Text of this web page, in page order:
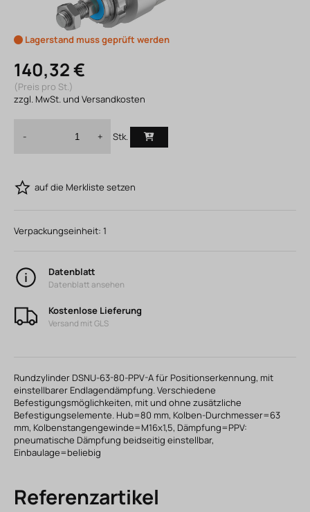
Lagerstand muss geprüft werden
140,32 €
(Preis pro St.)
zzgl. MwSt. und Versandkosten
- + Stk.
auf die Merkliste setzen
Verpackungseinheit: 1
Datenblatt
Datenblatt ansehen
Kostenlose Lieferung
Versand mit GLS
Rundzylinder DSNU-63-80-PPV-A für Positionserkennung, mit
einstellbarer Endlagendämpfung. Verschiedene
Befestigungsmöglichkeiten, mit und ohne zusätzliche
Befestigungselemente. Hub=80 mm, Kolben-Durchmesser=63
mm, Kolbenstangengewinde=M16x1,5, Dämpfung=PPV:
pneumatische Dämpfung beidseitig einstellbar,
Einbaulage=beliebig
Referenzartikel